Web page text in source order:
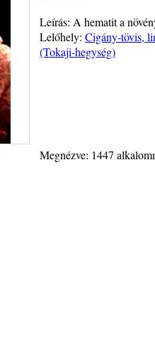
Leírás: A hematit a
Lelőhely: Cigány-tövis,
(Tokaji-hegység)
Megnézve: 1447